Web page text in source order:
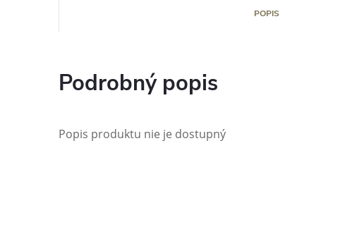
POPIS
Podrobný popis
Popis produktu nie je dostupný